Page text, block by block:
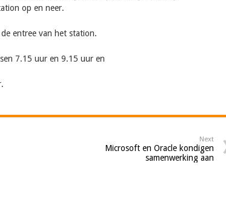
op en neer.
entree van het station.
7.15 uur en 9.15 uur en
Next
Microsoft en Oracle kondigen
samenwerking aan